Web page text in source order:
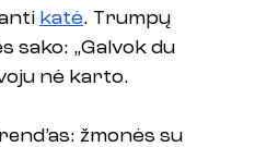
katė. Trumpų
sako: „Galvok du
nė karto.
žmonės su